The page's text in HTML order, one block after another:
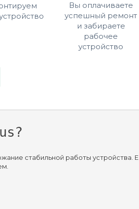
Вы оплачиваете
успешный ремонт
и забираете
рабочее
устройство
стабильной работы устройства. Е